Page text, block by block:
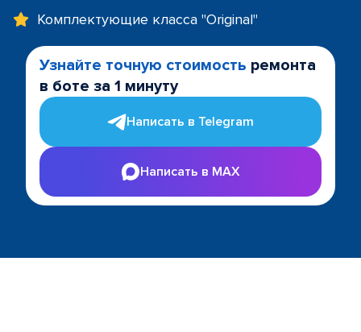
Комплектующие класса "Original"
Узнайте точную стоимость ремонта
в боте за 1 минуту
Написать в Telegram
Написать в MAX